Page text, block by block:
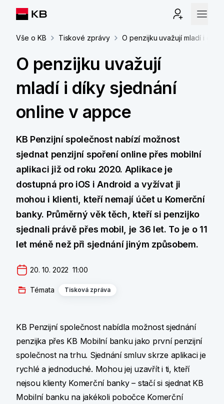
Vše o KB Tiskové zprávy O penzijku uvažují mladí i
O penzijku uvažují
mladí i díky sjednání
online v appce
KB Penzijní společnost nabízí možnost
sjednat penzijní spoření online přes mobilní
aplikaci již od roku 2020. Aplikace je
dostupná pro iOS i Android a vyžívat ji
mohou i klienti, kteří nemají účet u Komerční
banky. Průměrný věk těch, kteří si penzijko
sjednali právě přes mobil, je 36 let. To je o 11
let méně než při sjednání jiným způsobem.
20. 10. 2022  11:00
Témata Tisková zpráva
KB Penzijní společnost nabídla možnost sjednání
penzijka přes KB Mobilní banku jako první penzijní
společnost na trhu. Sjednání smluv skrze aplikaci je
rychlé a jednoduché. Mohou jej uzavřít i ti, kteří
nejsou klienty Komerční banky – stačí si sjednat KB
Mobilní banku na jakékoli pobočce Komerční